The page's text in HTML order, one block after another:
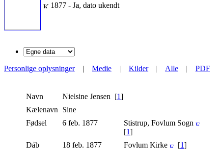
1877 - Ja, dato ukendt
Personlige oplysninger| Medie | Kilder| Alle | PDF
Navn Nielsine Jensen [1]
Kælenavn
Sine
Fødsel
6 feb. 1877
Stistrup, Fovlum Sogn
[1]
Dåb
18 feb. 1877 Fovlum Kirke [1]